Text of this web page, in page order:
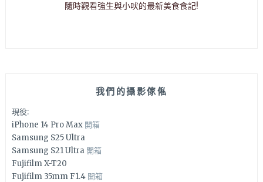
隨時觀看強生與小吠的最新美食食記!
我們的攝影傢俬
現役:
iPhone 14 Pro Max 開箱
Samsung S25 Ultra
Samsung S21 Ultra 開箱
Fujifilm X-T20
Fujifilm 35mm F1.4 開箱